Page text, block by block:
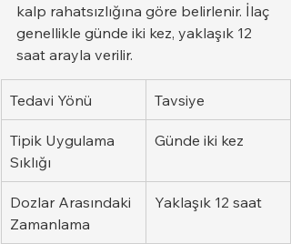
kalp rahatsızlığına göre belirlenir. İlaç
genellikle günde iki kez, yaklaşık 12
saat arayla verilir.
Tedavi Yönü Tavsiye
Tipik Uygulama
Sıklığı
Günde iki kez
Dozlar Arasındaki
Zamanlama
Yaklaşık 12 saat